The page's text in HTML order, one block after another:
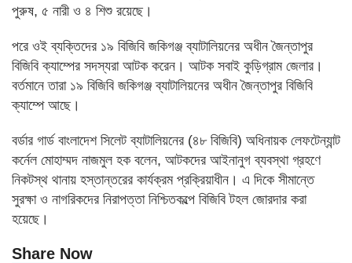
পুরুষ, ৫ নারী ও ৪ শিশু রয়েছে।
পরে ওই ব্যক্তিদের ১৯ বিজিবি জকিগঞ্জ ব্যাটালিয়নের অধীন জৈন্তাপুর
বিজিবি ক্যাম্পের সদস্যরা আটক করেন। আটক সবাই কুড়িগ্রাম জেলার।
বর্তমানে তারা ১৯ বিজিবি জকিগঞ্জ ব্যাটালিয়নের অধীন জৈন্তাপুর বিজিবি
ক্যাম্পে আছে।
বর্ডার গার্ড বাংলাদেশ সিলেট ব্যাটালিয়নের (৪৮ বিজিবি) অধিনায়ক লেফটেন্যান্ট
কর্নেল মোহাম্মদ নাজমুল হক বলেন, আটকদের আইনানুগ ব্যবস্থা গ্রহণে
নিকটস্থ থানায় হস্তান্তরের কার্যক্রম প্রক্রিয়াধীন। এ দিকে সীমান্তে
সুরক্ষা ও নাগরিকদের নিরাপত্তা নিশ্চিতকল্পে বিজিবি টহল জোরদার করা
হয়েছে।
Share Now